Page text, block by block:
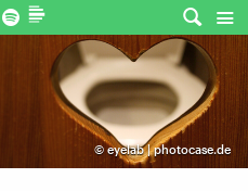
© eyelab | photocase.de